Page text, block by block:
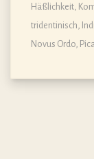
Häßlichkeit
tridentinisch,
Novus Ordo